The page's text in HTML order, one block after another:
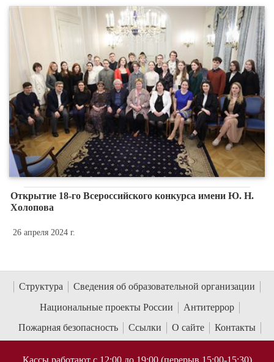
Открытие 18-го Всероссийского конкурса имени Ю. Н.
Холопова
26 апреля 2024 г.
Структура
Сведения об образовательной организации
Национальные проекты России
Антитеррор
Пожарная безопасность
Ссылки О сайте Контакты
Кассы работают с 12:00 до 19:00 (перерыв 15:00-15:30)